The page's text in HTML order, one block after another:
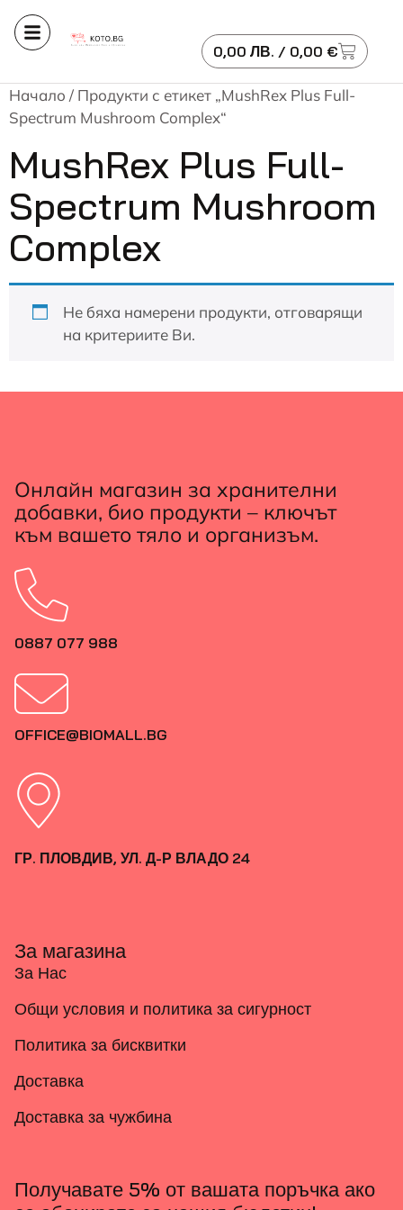
0,00 ЛВ. / 0,00 €
Начало / Продукти с етикет „MushRex Plus Full-
Spectrum Mushroom Complex“
MushRex Plus Full-
Spectrum Mushroom
Complex
Не бяха намерени продукти, отговарящи
на критериите Ви.
Онлайн магазин за хранителни
добавки, био продукти – ключът
към вашето тяло и организъм.
0887 077 988
OFFICE@BIOMALL.BG
ГР. ПЛОВДИВ, УЛ. Д-Р ВЛАДО 24
За магазина
За Нас
Общи условия и политика за сигурност
Политика за бисквитки
Доставка
Доставка за чужбина
Получавате 5% от вашата поръчка ако